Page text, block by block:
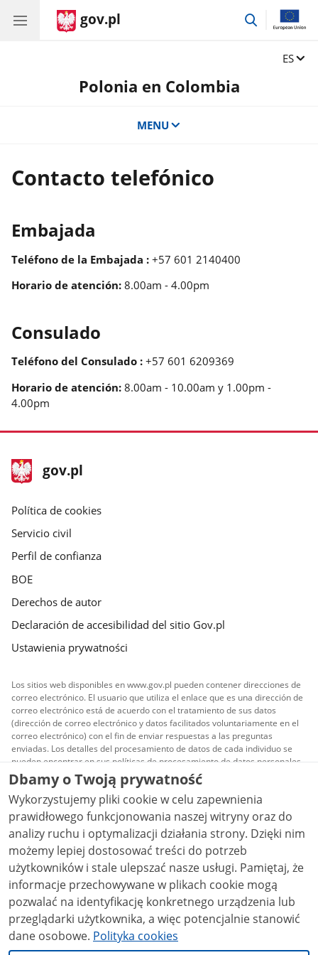
gov.pl
przejdź
Zmień
ES
Polonia en Colombia
MENU
Contacto telefónico
Embajada
Teléfono de la Embajada :+57 601 2140400
Horario de atención: 8.00am - 4.00pm
Consulado
Teléfono del Consulado :+57 601 6209369
Horario de atención: 8.00am - 10.00am y 1.00pm -
4.00pm
stopka
gov.pl
Página
gov.pl
gov.pl
Política de cookies
Servicio civil
Perfil de confianza
BOE
Derechos de autor
Declaración de accesibilidad del sitio Gov.pl
Ustawienia prywatności
Los sitios web disponibles en www.gov.pl pueden contener direcciones de
correo electrónico. El usuario que utiliza el enlace que es una dirección de
correo electrónico está de acuerdo con el tratamiento de sus datos
(dirección de correo electrónico y datos facilitados voluntariamente en el
correo electrónico) con el fin de enviar respuestas a las preguntas
enviadas. Los detalles del procesamiento de datos de cada individuo se
pueden encontrar en sus políticas de procesamiento de datos personales.
Todo el contenido publicado en el sitio es licenciado
Creative Commons Reconocimiento 3.0 Polonia
menos que se indique lo contrario.
Dbamy o Twoją prywatność
Wykorzystujemy pliki cookie w celu zapewnienia
prawidłowego funkcjonowania naszej witryny oraz do
analizy ruchu i optymalizacji działania strony. Dzięki nim
możemy lepiej dostosować treści do potrzeb
użytkowników i stale ulepszać nasze usługi. Pamiętaj, że
informacje przechowywane w plikach cookie mogą
pozwalać na identyfikację konkretnego urządzenia lub
przeglądarki użytkownika, a więc potencjalnie stanowić
dane osobowe. Polityka cookies